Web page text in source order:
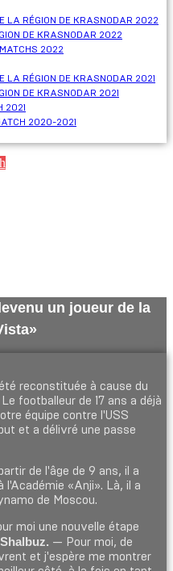
LA RÉGION DE KRASNODAR 2022
DE KRASNODAR 2022
2022
LA RÉGION DE KRASNODAR 2021
DE KRASNODAR 2021
2021
2020-2021
un joueur de la
reconstituée à cause du
footballeur de 17 ans a déjà
équipe contre l'USS
et a délivré une passe
de l'âge de 9 ans, il a
«Anji». Là, il a
de Moscou.
moi une nouvelle étape
— Pour moi, de
et j'espère me montrer